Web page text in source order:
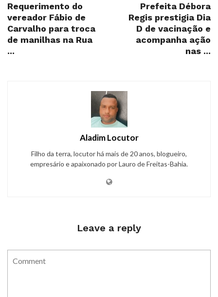
Requerimento do
vereador Fábio de
Carvalho para troca
de manilhas na Rua
...
Prefeita Débora
Regis prestigia Dia
D de vacinação e
acompanha ação
nas ...
Aladim Locutor
Filho da terra, locutor há mais de 20 anos, blogueiro,
empresário e apaixonado por Lauro de Freitas-Bahia.
Leave a reply